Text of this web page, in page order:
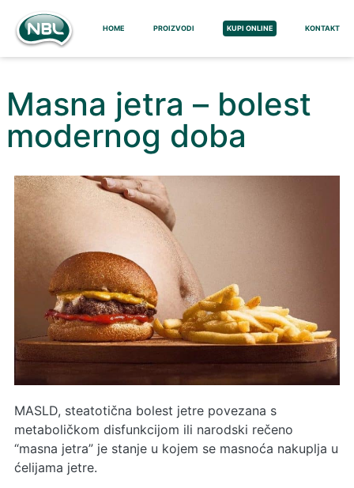
HOME PROIZVODI KUPI ONLINE KONTAKT
Masna jetra – bolest
modernog doba
MASLD, steatotična bolest jetre povezana s
metaboličkom disfunkcijom ili narodski rečeno
“masna jetra” je stanje u kojem se masnoća nakuplja u
ćelijama jetre.